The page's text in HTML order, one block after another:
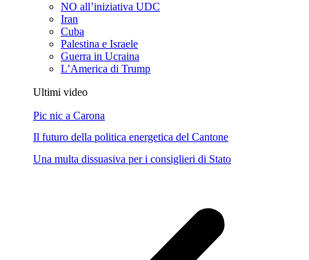
NO all’iniziativa UDC
Iran
Cuba
Palestina e Israele
Guerra in Ucraina
L’America di Trump
Ultimi video
Pic nic a Carona
Il futuro della politica energetica del Cantone
Una multa dissuasiva per i consiglieri di Stato